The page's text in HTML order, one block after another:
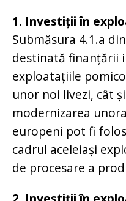
1. Investiții în
Submăsura 4.1.a
destinată finanțării
exploatațiile
unor noi livezi, cât
modernizarea
europeni pot fi
cadrul aceleiași
de procesare a